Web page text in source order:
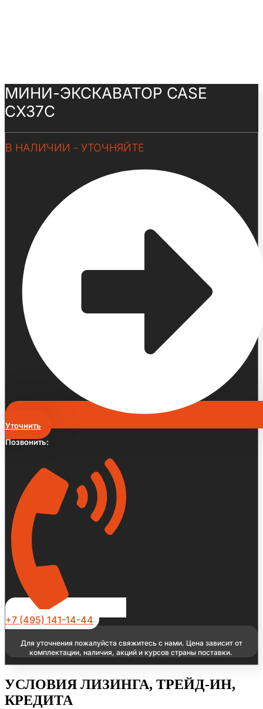
МИНИ-ЭКСКАВАТОР CASE
CX37C
В НАЛИЧИИ - УТОЧНЯЙТЕ
Уточнить
Позвонить:
+7 (495) 141-14-44
Для уточнения пожалуйста свяжитесь с нами. Цена зависит от
комплектации, наличия, акций и курсов страны поставки.
УСЛОВИЯ ЛИЗИНГА, ТРЕЙД-ИН,
КРЕДИТА